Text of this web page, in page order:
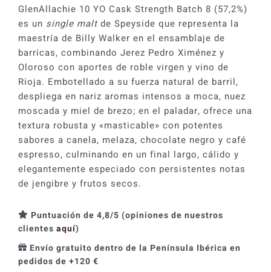
Cask
Strength
10
YO
Speyside
Single
Malt
57,2%
cantidad
GlenAllachie 10 YO Cask Strength Batch 8 (57,2%)
es un single maltde Speyside que representa la
maestría de Billy Walker en el ensamblaje de
barricas, combinando Jerez Pedro Ximénez y
Oloroso con aportes de roble virgen y vino de
Rioja. Embotellado a su fuerza natural de barril,
despliega en nariz aromas intensos a moca, nuez
moscada y miel de brezo; en el paladar, ofrece una
textura robusta y «masticable» con potentes
sabores a canela, melaza, chocolate negro y café
espresso, culminando en un final largo, cálido y
elegantemente especiado con persistentes notas
de jengibre y frutos secos.
Puntuación de 4,8/5 (opiniones de nuestros
clientes aquí)
Envío gratuito dentro de la Península Ibérica en
pedidos de +120 €